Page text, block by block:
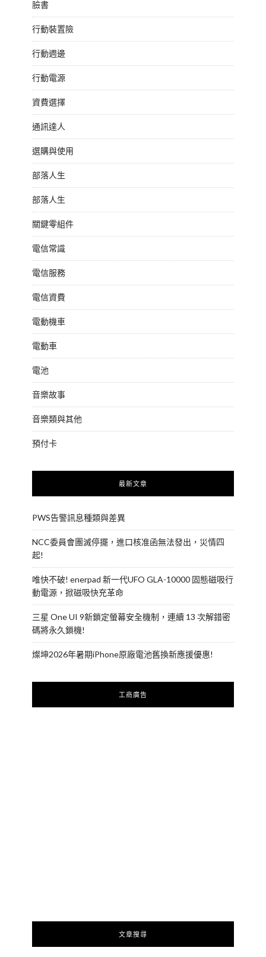
臉書
行動裝置險
行動週邊
行動電源
資費選擇
通訊達人
選購與使用
部落人生
部落人生
關鍵零組件
電信常識
電信服務
電信資費
電動機車
電動車
電池
音樂故事
音樂類與其他
預付卡
最新文章
PWS告警訊息種類與差異
NCC委員會團滅停擺，進口核准函無法發出，災情四
起!
唯快不破! enerpad 新一代UFO GLA-10000 固態磁吸行
動電源，掀磁吸快充革命
三星 One UI 9新鎖定螢幕安全機制，連續 13 次解錯密
碼將永久鎖機!
燦坤2026年暑期iPhone原廠電池舊換新應援優惠!
工商廣告
文章搜尋